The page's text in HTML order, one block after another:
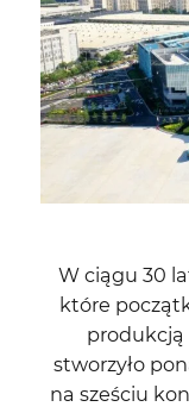
W ciągu 30
które
produkcją
stworzyło
na sześciu